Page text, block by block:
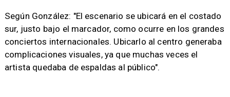
Según González: "El escenario se ubicará en el costado
sur, justo bajo el marcador, como ocurre en los grandes
conciertos internacionales. Ubicarlo al centro generaba
complicaciones visuales, ya que muchas veces el
artista quedaba de espaldas al público".